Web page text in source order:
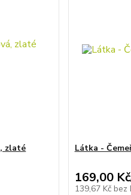
zlaté
Látka -
169,00 Kč
139,67 Kč bez